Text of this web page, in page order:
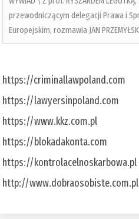
przewodniczącym delegacji Prawa i
Europejskim, rozmawia JAN
https://criminallawpoland.com
https://lawyersinpoland.com
https://www.kkz.com.pl
https://blokadakonta.com
https://kontrolacelnoskarbowa.pl
http://www.dobraosobiste.com.pl